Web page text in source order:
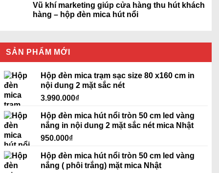
Vũ khí marketing giúp cửa hàng thu hút khách
hàng – hộp đèn mica hút nổi
SẢN PHẨM MỚI
Hộp đèn mica trạm sạc size 80 x160 cm in
nội dung 2 mặt sắc nét
3.990.000₫
Hộp đèn mica hút nổi tròn 50 cm led vàng
nắng in nội dung 2 mặt sắc nét mica Nhật
950.000₫
Hộp đèn mica hút nổi tròn 50 cm led vàng
nắng ( phôi trắng) mặt mica Nhật